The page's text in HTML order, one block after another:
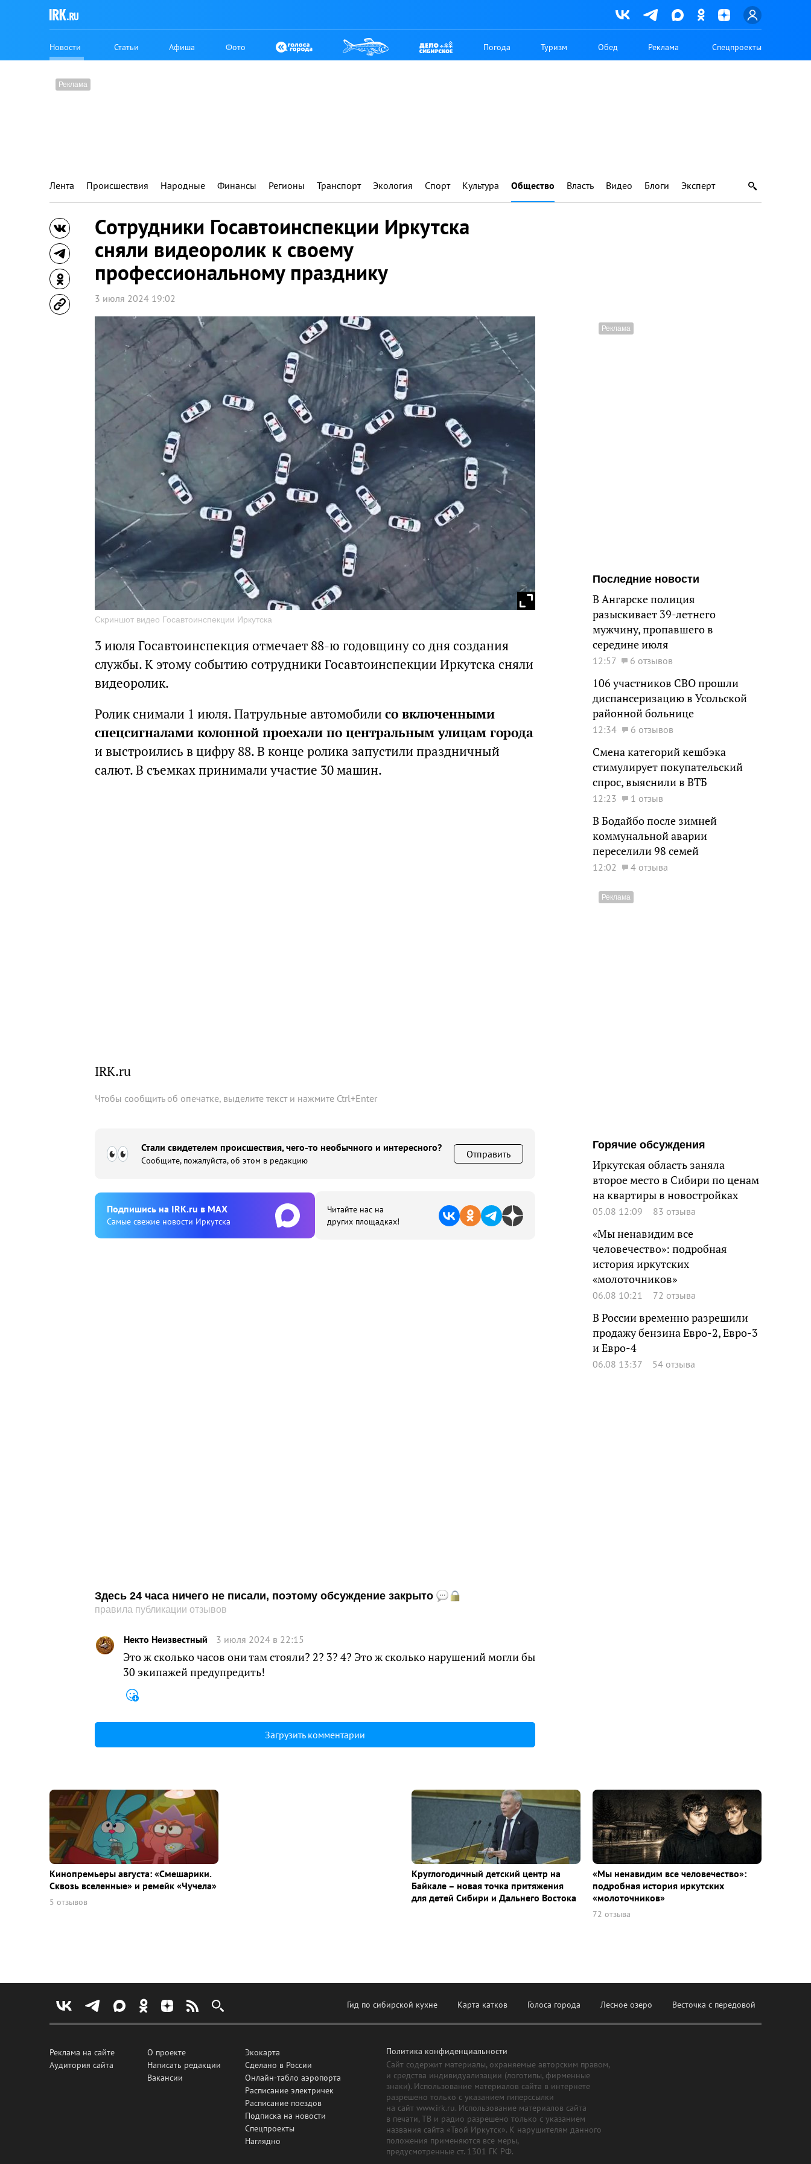
Новости Статьи Афиша Фото Погода Туризм Обед Реклама Спецпроекты
Лента Происшествия Народные Финансы Регионы Транспорт Экология Спорт Культура Общество Власть Видео Блоги Эксперт
Сотрудники Госавтоинспекции Иркутска
сняли видеоролик к своему
профессиональному празднику
3 июля 2024 19:02
Скриншот видео Госавтоинспекции Иркутска
3 июля Госавтоинспекция отмечает 88-ю годовщину со дня создания
службы. К этому событию сотрудники Госавтоинспекции Иркутска сняли
видеоролик.
Ролик снимали 1 июля. Патрульные автомобили со включенными
спецсигналами колонной проехали по центральным улицам города
и выстроились в цифру 88. В конце ролика запустили праздничный
салют. В съемках принимали участие 30 машин.
IRK.ru
Чтобы сообщить об опечатке, выделите текст и нажмите Ctrl+Enter
Стали свидетелем происшествия, чего-то необычного и интересного?
Сообщите, пожалуйста, об этом в редакцию
Отправить
Подпишиcь на IRK.ru в MAX
Cамые свежие новости Иркутска
Читайте нас на
других площадках!
Здесь 24 часа ничего не писали, поэтому обсуждение закрыто
правила публикации отзывов
Некто Неизвестный 3 июля 2024 в 22:15
Это ж сколько часов они там стояли? 2? 3? 4? Это ж сколько нарушений могли бы
30 экипажей предупредить!
Загрузить комментарии
Последние новости
В Ангарске полиция
разыскивает 39-летнего
мужчину, пропавшего в
середине июля
12:57 6 отзывов
106 участников СВО прошли
диспансеризацию в Усольской
районной больнице
12:34 6 отзывов
Смена категорий кешбэка
стимулирует покупательский
спрос, выяснили в ВТБ
12:23 1 отзыв
В Бодайбо после зимней
коммунальной аварии
переселили 98 семей
12:02 4 отзыва
Горячие обсуждения
Иркутская область заняла
второе место в Сибири по ценам
на квартиры в новостройках
05.08 12:09 83 отзыва
«Мы ненавидим все
человечество»: подробная
история иркутских
«молоточников»
06.08 10:21 72 отзыва
В России временно разрешили
продажу бензина Евро-2, Евро-3
и Евро-4
06.08 13:37 54 отзыва
Кинопремьеры августа: «Смешарики.
Сквозь вселенные» и ремейк «Чучела»
5 отзывов
Круглогодичный детский центр на
Байкале – новая точка притяжения
для детей Сибири и Дальнего Востока
«Мы ненавидим все человечество»:
подробная история иркутских
«молоточников»
72 отзыва
Гид по сибирской кухне Карта катков Голоса города Лесное озеро Весточка с передовой
Реклама на сайте
Аудитория сайта
О проекте
Написать редакции
Вакансии
Экокарта
Сделано в России
Онлайн-табло аэропорта
Расписание электричек
Расписание поездов
Подписка на новости
Спецпроекты
Наглядно
Политика конфиденциальности
Сайт содержит материалы, охраняемые авторским правом,
и средства индивидуализации (логотипы, фирменные
знаки). Использование материалов сайта в интернете
разрешено только с указанием гиперссылки
на сайт www.irk.ru. Использование материалов сайта
в печати, ТВ и радио разрешено только с указанием
названия сайта «Твой Иркутск». К нарушителям данного
положения применяются все меры,
предусмотренные ст. 1301 ГК РФ.